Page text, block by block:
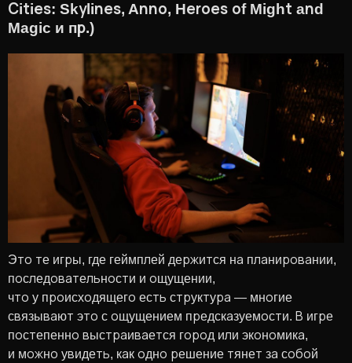
Cities: Skylines, Anno, Heroes of Might and
Magic и пр.)
Это те игры, где геймплей держится на планировании,
последовательности и ощущении,
что у происходящего есть структура — многие
связывают это с ощущением предсказуемости. В игре
постепенно выстраивается город или экономика,
и можно увидеть, как одно решение тянет за собой